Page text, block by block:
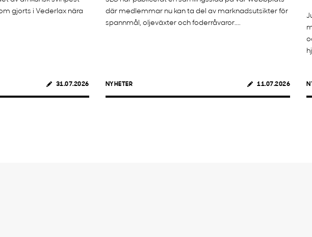
gjorts i Vederlax nära
31.07.2026
där medlemmar nu kan ta del av marknadsutsikter för
spannmål, oljeväxter och foderråvaror....
NYHETER 11.07.2026